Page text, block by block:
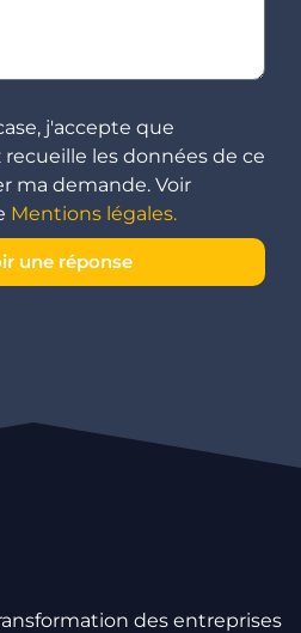
j'accepte que
les données de ce
ma demande. Voir
Mentions légales.
une réponse
des entreprises